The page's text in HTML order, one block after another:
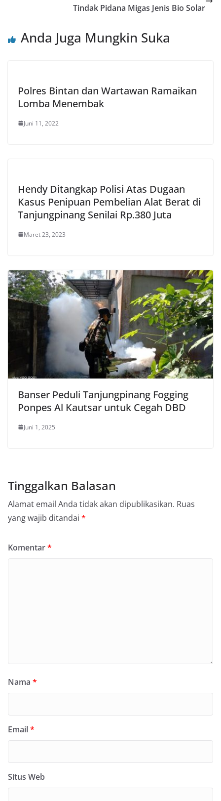
Tindak Pidana Migas Jenis Bio Solar
Anda Juga Mungkin Suka
Polres Bintan dan Wartawan Ramaikan
Lomba Menembak
Juni 11, 2022
Hendy Ditangkap Polisi Atas Dugaan
Kasus Penipuan Pembelian Alat Berat di
Tanjungpinang Senilai Rp.380 Juta
Maret 23, 2023
Banser Peduli Tanjungpinang Fogging
Ponpes Al Kautsar untuk Cegah DBD
Juni 1, 2025
Tinggalkan Balasan
Alamat email Anda tidak akan dipublikasikan. Ruas
yang wajib ditandai *
Komentar*
Nama *
Email*
Situs Web